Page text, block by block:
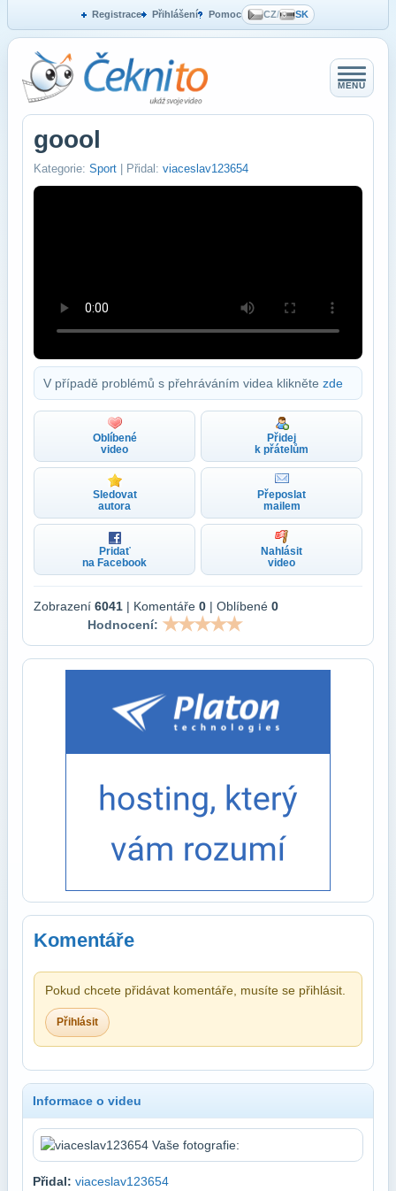
Registrace Přihlášení Pomoc CZ/ SK
MENU
goool
Kategorie: Sport | Přidal: viaceslav123654
V případě problémů s přehráváním videa klikněte zde
Oblíbené
video
Přidej
k přátelům
Sledovat
autora
Přeposlat
mailem
Pridať
na Facebook
Nahlásit
video
Zobrazení 6041 | Komentáře 0 | Oblíbené 0
Hodnocení:
Komentáře
Pokud chcete přidávat komentáře, musíte se přihlásit.
Přihlásit
Informace o videu
Přidal: viaceslav123654